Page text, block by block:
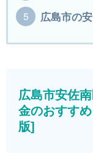
広島市の
広島市安佐
金のおすす
版]